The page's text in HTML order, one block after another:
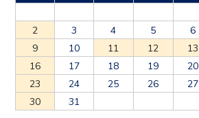
2
3 4 5 6
9
10 11 12 13
16
17 18 19 20
23
24 25 26 27
30
31